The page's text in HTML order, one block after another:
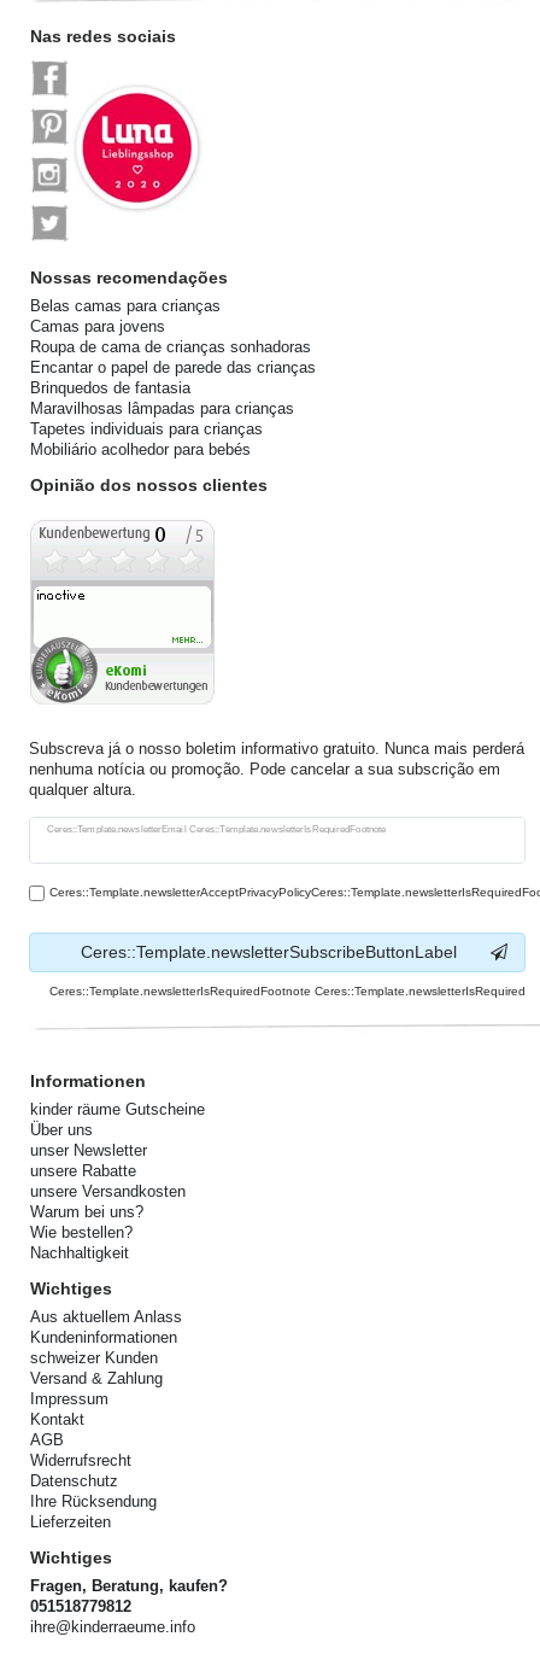
Nas redes sociais
Nossas recomendações
Belas camas para crianças
Camas para jovens
Roupa de cama de crianças sonhadoras
Encantar o papel de parede das crianças
Brinquedos de fantasia
Maravilhosas lâmpadas para crianças
Tapetes individuais para crianças
Mobiliário acolhedor para bebés
Opinião dos nossos clientes
Subscreva já o nosso boletim informativo gratuito. Nunca mais perderá
nenhuma notícia ou promoção. Pode cancelar a sua subscrição em
qualquer altura.
Ceres::Template.newsletterEmail Ceres::Template.newsletterIsRequiredFootnote
Ceres::Template.newsletterHoneypotLabel
Ceres::Template.newsletterSubscribeButtonLabel
Ceres::Template.newsletterIsRequiredFootnote Ceres::Template.newsletterIsRequired
Informationen
kinder räume Gutscheine
Über uns
unser Newsletter
unsere Rabatte
unsere Versandkosten
Warum bei uns?
Wie bestellen?
Nachhaltigkeit
Wichtiges
Aus aktuellem Anlass
Kundeninformationen
schweizer Kunden
Versand & Zahlung
Impressum
Kontakt
AGB
Widerrufsrecht
Datenschutz
Ihre Rücksendung
Lieferzeiten
Wichtiges
Fragen, Beratung, kaufen?
051518779812
ihre@kinderraeume.info